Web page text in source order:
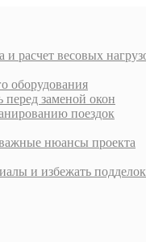
расчет весовых
оборудования
заменой окон
поездок
нюансы проекта
и избежать